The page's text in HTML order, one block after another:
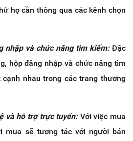
họ cần thông qua các kênh chọn
nhập và chức năng tìm kiếm: Đặc
hộp đăng nhập và chức năng tìm
nhau trong các trang thương
và hỗ trợ trực tuyến: Với việc mua
mua sẽ tương tác với người bán